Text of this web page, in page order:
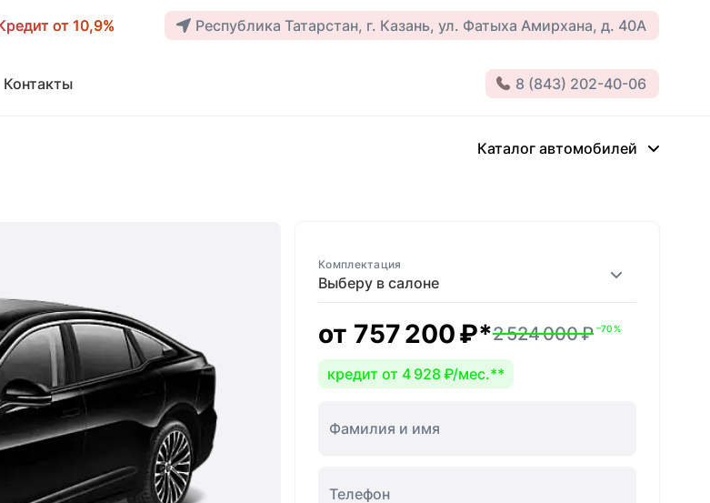
от 10,9%
от 10,9% Республика Татарстан, г. Казань, ул. Фатыха Амирхана, д. 40А
Контакты 8 (843) 202-40-06
Каталог автомобилей
Выберу в салоне
Комплектация
от 757 200 ₽*2 524 000 ₽ –70 %
кредит от 4 928 ₽/мес.**